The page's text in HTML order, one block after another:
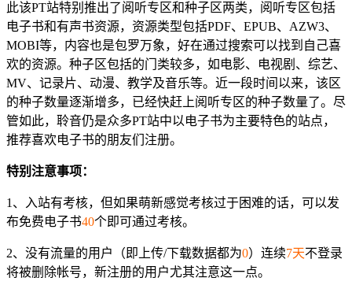
此该PT站特别推出了阅听专区和种子区两类，阅听专区包括
电子书和有声书资源，资源类型包括PDF、EPUB、AZW3、
MOBI等，内容也是包罗万象，好在通过搜索可以找到自己喜
欢的资源。种子区包括的门类较多，如电影、电视剧、综艺、
MV、记录片、动漫、教学及音乐等。近一段时间以来，该区
的种子数量逐渐增多，已经快赶上阅听专区的种子数量了。尽
管如此，聆音仍是众多PT站中以电子书为主要特色的站点，
推荐喜欢电子书的朋友们注册。
特别注意事项：
1、入站有考核，但如果萌新感觉考核过于困难的话，可以发
布免费电子书40个即可通过考核。
2、没有流量的用户（即上传/下载数据都为0）连续7天不登录
将被删除帐号，新注册的用户尤其注意这一点。